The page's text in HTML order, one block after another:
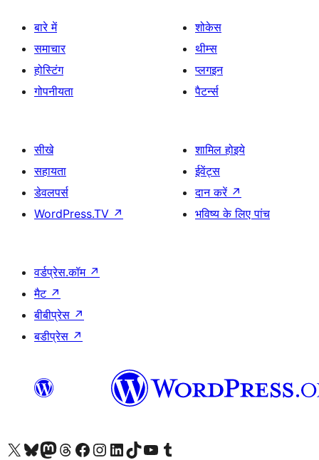
बारे में
समाचार
होस्टिंग
गोपनीयता
शोकेस
थीम्स
प्लगइन
पैटर्न्स
सीखे
सहायता
डेवलपर्स
WordPress.TV ↗
शामिल होइये
ईवेंट्स
दान करें ↗
भविष्य के लिए पांच
वर्डप्रेस.कॉम ↗
मैट ↗
बीबीप्रेस ↗
बडीप्रेस ↗
Visit our X (formerly Twitter) account
हमारे बलुस्की खाते पर जाएँVisit our Mastodon account
हमारे थ्रेड्स अकाउंट पर जाएंहमारे फेसबुक पेज पर जाएँहमारे इंस्टाग्राम अकाउंट पर जाएंहमारे लिंक्डइन खाते पर जाएँहमारे टिकटॉक खाते पर जाएँहमारे यूट्यूब चैनल पर जाएंहमारे Tumblr खाते पर जाएँ